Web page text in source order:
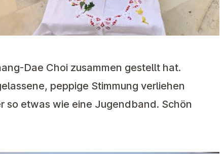
Dae Choi zusammen gestellt hat.
peppige Stimmung verliehen
so etwas wie eine Jugendband. Schön